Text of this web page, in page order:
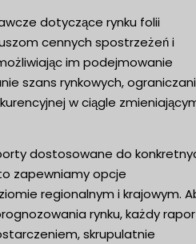
dotyczące rynku folii
cennych spostrzeżeń i
im podejmowanie
szans rynkowych,
w ciągle
dostosowane do
zapewniamy opcje
regionalnym i krajowym.
rynku, każdy
skrupulatnie